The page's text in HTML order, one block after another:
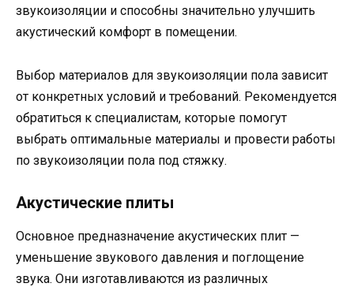
звукоизоляции и способны значительно улучшить
акустический комфорт в помещении.
Выбор материалов для звукоизоляции пола зависит
от конкретных условий и требований. Рекомендуется
обратиться к специалистам, которые помогут
выбрать оптимальные материалы и провести работы
по звукоизоляции пола под стяжку.
Акустические плиты
Основное предназначение акустических плит —
уменьшение звукового давления и поглощение
звука. Они изготавливаются из различных